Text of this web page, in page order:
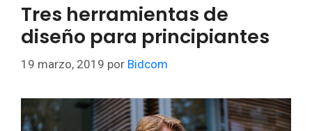
Tres herramientas de
diseño para principiantes
19 marzo, 2019 por Bidcom